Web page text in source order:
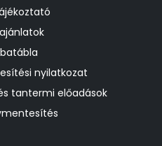
nyilatkozat
tantermi előadások